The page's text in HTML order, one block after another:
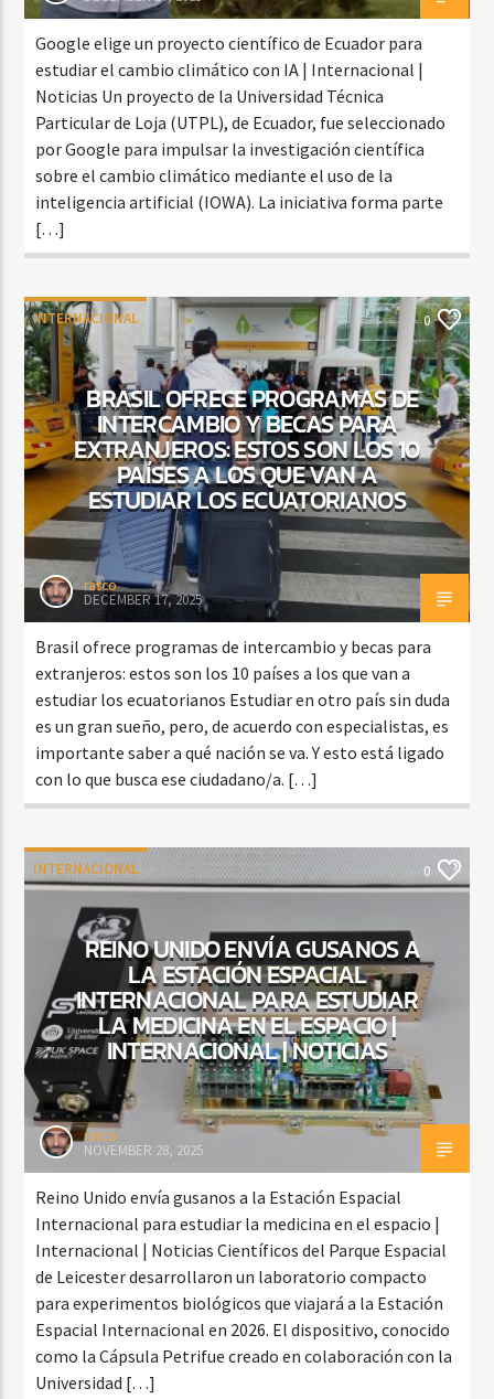
Google elige un proyecto científico de Ecuador para
estudiar el cambio climático con IA | Internacional |
Noticias Un proyecto de la Universidad Técnica
Particular de Loja (UTPL), de Ecuador, fue seleccionado
por Google para impulsar la investigación científica
sobre el cambio climático mediante el uso de la
inteligencia artificial (IOWA). La iniciativa forma parte
[…]
INTERNACIONAL 0
BRASIL OFRECE PROGRAMAS DE
INTERCAMBIO Y BECAS PARA
EXTRANJEROS: ESTOS SON LOS 10
PAÍSES A LOS QUE VAN A
ESTUDIAR LOS ECUATORIANOS
rasco
DECEMBER 17, 2025
Brasil ofrece programas de intercambio y becas para
extranjeros: estos son los 10 países a los que van a
estudiar los ecuatorianos Estudiar en otro país sin duda
es un gran sueño, pero, de acuerdo con especialistas, es
importante saber a qué nación se va. Y esto está ligado
con lo que busca ese ciudadano/a. […]
INTERNACIONAL 0
REINO UNIDO ENVÍA GUSANOS A
LA ESTACIÓN ESPACIAL
INTERNACIONAL PARA ESTUDIAR
LA MEDICINA EN EL ESPACIO |
INTERNACIONAL | NOTICIAS
rasco
NOVEMBER 28, 2025
Reino Unido envía gusanos a la Estación Espacial
Internacional para estudiar la medicina en el espacio |
Internacional | Noticias Científicos del Parque Espacial
de Leicester desarrollaron un laboratorio compacto
para experimentos biológicos que viajará a la Estación
Espacial Internacional en 2026. El dispositivo, conocido
como la Cápsula Petrifue creado en colaboración con la
Universidad […]